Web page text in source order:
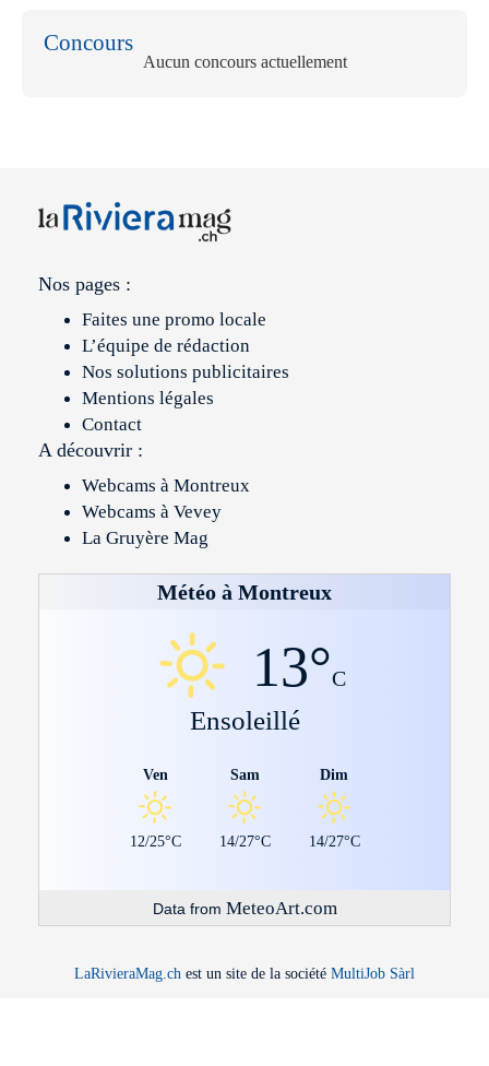
Concours
Aucun concours actuellement
Nos pages :
Faites une promo locale
L’équipe de rédaction
Nos solutions publicitaires
Mentions légales
Contact
A découvrir :
Webcams à Montreux
Webcams à Vevey
La Gruyère Mag
Météo à Montreux
13°C
Ensoleillé
Ven
12/25°C
Sam
14/27°C
Dim
14/27°C
Data from MeteoArt.com
LaRivieraMag.ch est un site de la société MultiJob Sàrl